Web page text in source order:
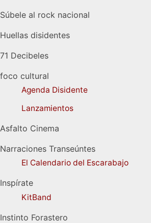
Súbele al rock nacional
Huellas disidentes
71 Decibeles
foco cultural
Agenda Disidente
Lanzamientos
Asfalto Cinema
Narraciones Transeúntes
El Calendario del Escarabajo
Inspírate
KitBand
Instinto Forastero